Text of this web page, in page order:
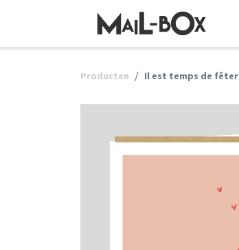
Producten Il est temps de fêter